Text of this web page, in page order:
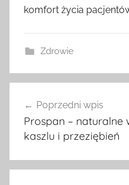
komfort życia
Zdrowie
wpisu
Poprzedni wpis
Prospan – naturalne
kaszlu i przeziębień